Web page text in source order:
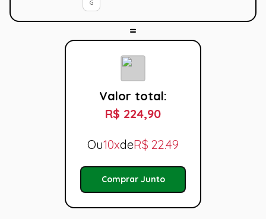
G
Valor total:
R$ 224,90
Ou10xdeR$ 22.49
Comprar Junto